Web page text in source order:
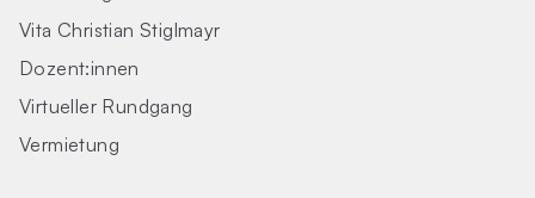
Vita Christian Stiglmayr
Dozent:innen
Virtueller Rundgang
Vermietung